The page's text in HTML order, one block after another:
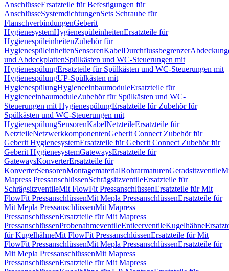
AnschlüsseErsatzteile für Befestigungen für
AnschlüsseSystemdichtungenSets Schraube für
FlanschverbindungenGeberit
HygienesystemHygienespüleinheitenErsatzteile für
HygienespüleinheitenZubehör für
HygienespüleinheitenSensorenKabelDurchflussbegrenzer
und AbdeckplattenSpülkästen und WC-Steuerungen mit
HygienespülungErsatzteile für Spülkästen und WC-Steuerungen mit
HygienespülungUP-Spülkästen mit
HygienespülungHygieneeinbaumoduleErsatzteile für
HygieneeinbaumoduleZubehör für Spülkästen und WC-
Steuerungen mit HygienespülungErsatzteile für Zubehör für
Spülkästen und WC-Steuerungen mit
HygienespülungSensorenKabelNetzteileErsatzteile für
NetzteileNetzwerkkomponentenGeberit Connect Zubehör für
Geberit HygienesystemErsatzteile für Geberit Connect Zubehör für
Geberit HygienesystemGatewaysErsatzteile für
GatewaysKonverterErsatzteile für
KonverterSensorenMontagematerialRohrarmaturenGeradsitzventile
Mapress PressanschlüssenSchrägsitzventileErsatzteile für
SchrägsitzventileMit FlowFit PressanschlüssenErsatzteile für Mit
FlowFit PressanschlüssenMit Mepla PressanschlüssenErsatzteile für
Mit Mepla PressanschlüssenMit Mapress
PressanschlüssenErsatzteile für Mit Mapress
PressanschlüssenProbenahmeventileEntleerventileKugelhähne
für KugelhähneMit FlowFit PressanschlüssenErsatzteile für Mit
FlowFit PressanschlüssenMit Mepla PressanschlüssenErsatzteile für
Mit Mepla PressanschlüssenMit Mapress
PressanschlüssenErsatzteile für Mit Mapress